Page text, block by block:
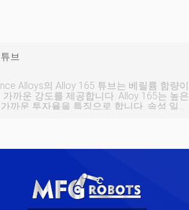
브
Alloys의 Alloy 165 튜브는 베릴륨 함량이
까운 강도를 제공합니다. Alloy 165는 높은
운 투자율을 특징으로 합니다. 속성 일반